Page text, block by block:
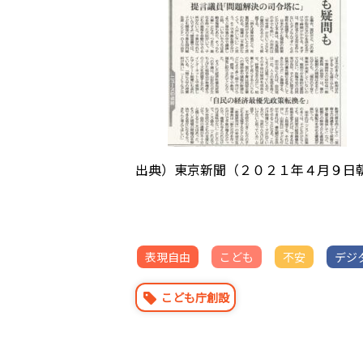
出典）東京新聞（２０２１年４月９日
表現自由 こども 不安 デジ
こども庁創設